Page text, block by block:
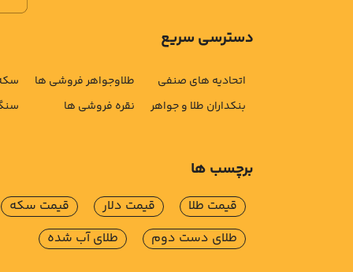
دسترسی سریع
اتحادیه های صنفی
بنکداران طلا و جواهر
طلاوجواهر فروشی ها
نقره فروشی ها
برچسب ها
قیمت طلا قیمت دلار
قیمت سکه
طلای دست دوم
طلای آب شده